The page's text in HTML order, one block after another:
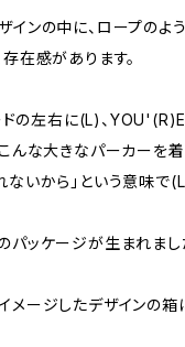
インの中に、ロープのよ
在感があります。
の左右に(L)、
こんな大きなパーカーを
ないから」という意味で
パッケージが生まれまし
メージしたデザインの箱